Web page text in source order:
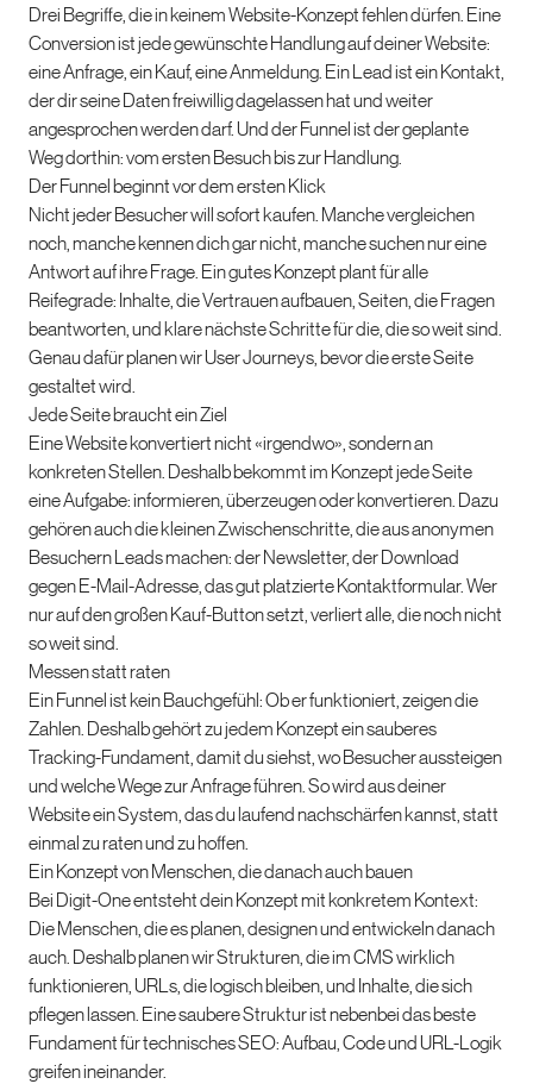
Drei Begriffe, die in keinem Website-Konzept fehlen dürfen. Eine
Conversion ist jede gewünschte Handlung auf deiner Website:
eine Anfrage, ein Kauf, eine Anmeldung. Ein Lead ist ein Kontakt,
der dir seine Daten freiwillig dagelassen hat und weiter
angesprochen werden darf. Und der Funnel ist der geplante
Weg dorthin: vom ersten Besuch bis zur Handlung.
Der Funnel beginnt vor dem ersten Klick
Nicht jeder Besucher will sofort kaufen. Manche vergleichen
noch, manche kennen dich gar nicht, manche suchen nur eine
Antwort auf ihre Frage. Ein gutes Konzept plant für alle
Reifegrade: Inhalte, die Vertrauen aufbauen, Seiten, die Fragen
beantworten, und klare nächste Schritte für die, die so weit sind.
Genau dafür planen wir User Journeys, bevor die erste Seite
gestaltet wird.
Jede Seite braucht ein Ziel
Eine Website konvertiert nicht «irgendwo», sondern an
konkreten Stellen. Deshalb bekommt im Konzept jede Seite
eine Aufgabe: informieren, überzeugen oder konvertieren. Dazu
gehören auch die kleinen Zwischenschritte, die aus anonymen
Besuchern Leads machen: der Newsletter, der Download
gegen E-Mail-Adresse, das gut platzierte Kontaktformular. Wer
nur auf den großen Kauf-Button setzt, verliert alle, die noch nicht
so weit sind.
Messen statt raten
Ein Funnel ist kein Bauchgefühl: Ob er funktioniert, zeigen die
Zahlen. Deshalb gehört zu jedem Konzept ein sauberes
Tracking-Fundament, damit du siehst, wo Besucher aussteigen
und welche Wege zur Anfrage führen. So wird aus deiner
Website ein System, das du laufend nachschärfen kannst, statt
einmal zu raten und zu hoffen.
Ein Konzept von Menschen, die danach auch bauen
Bei Digit-One entsteht dein Konzept mit konkretem Kontext:
Die Menschen, die es planen, designen und entwickeln danach
auch. Deshalb planen wir Strukturen, die im CMS wirklich
funktionieren, URLs, die logisch bleiben, und Inhalte, die sich
pflegen lassen. Eine saubere Struktur ist nebenbei das beste
Fundament für technisches SEO: Aufbau, Code und URL-Logik
greifen ineinander.